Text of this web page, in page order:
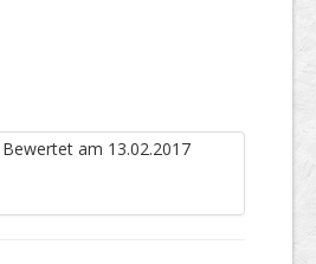
Bewertet am 13.02.2017